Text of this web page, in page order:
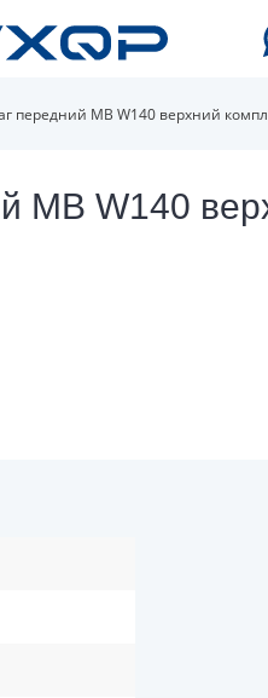
передний MB W140 верхний
MB W140